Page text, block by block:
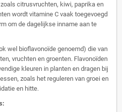
citrusvruchten, kiwi, paprika en
wordt vitamine C vaak toegevoegd
om de dagelijkse inname aan te
wel bioflavonoïde genoemd) die van
vruchten en groenten. Flavonoïden
kleuren in planten en dragen bij
zoals het reguleren van groei en
en hitte.